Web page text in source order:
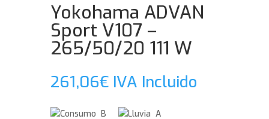
Yokohama ADVAN
Sport V107 –
265/50/20 111 W
261,06€ IVA Incluido
B
A